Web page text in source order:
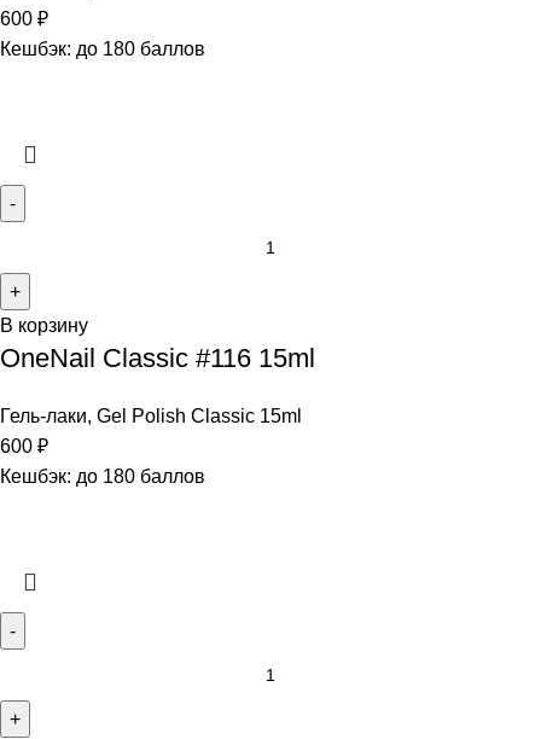
600 ₽
Кешбэк: до 180 баллов
В корзину
OneNail Classic #116 15ml
Гель-лаки, Gel Polish Classic 15ml
600 ₽
Кешбэк: до 180 баллов